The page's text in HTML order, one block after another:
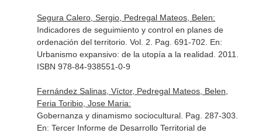
Segura Calero, Sergio, Pedregal Mateos, Belen:
Indicadores de seguimiento y control en planes de
ordenación del territorio. Vol. 2. Pag. 691-702. En:
Urbanismo expansivo: de la utopía a la realidad . 2011.
ISBN 978-84-938551-0-9
Fernández Salinas, Víctor, Pedregal Mateos, Belen,
Feria Toribio, Jose Maria:
Gobernanza y dinamismo sociocultural. Pag. 287-303.
En: Tercer Informe de Desarrollo Territorial de